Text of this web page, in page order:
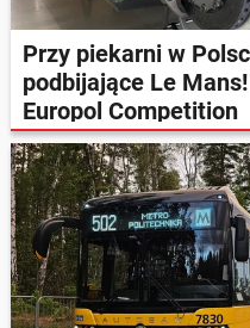
Przy piekarni w
podbijające Le
Europol Competition